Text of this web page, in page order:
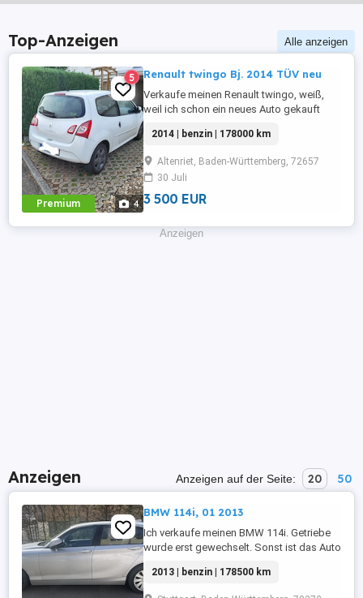
Top-Anzeigen Alle anzeigen
Premium 4
5 Renault twingo Bj. 2014 TÜV neu
Verkaufe meinen Renault twingo, weiß,
weil ich schon ein neues Auto gekauft
tadellos, sehr zuverlässiges Auto, bin sehr
zufrieden, möchte aber nicht zwei Autos
weiterhin finanzieren. Er hatte regelmäßig
Service, habe alle Reparaturen des
Autohauses der letzten ...
2014 | benzin | 178000 km
Altenriet, Baden-Württemberg, 72657
30 Juli
3 500 EUR
Anzeigen
Anzeigen Anzeigen auf der Seite: 20 50
BMW 114i, 01 2013
Ich verkaufe meinen BMW 114i. Getriebe
wurde erst gewechselt. Sonst ist das Auto
Probefahrt gemacht werden.
2013 | benzin | 178500 km